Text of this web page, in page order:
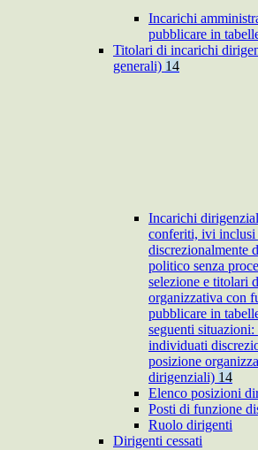
Incarichi
pubblicare in
Titolari di incarichi
generali) 14
Incarichi
conferiti, ivi
discrezionalmente
politico senza
selezione e titolari
organizzativa con
pubblicare in
seguenti
individuati
posizione
dirigenziali) 14
Elenco posizioni
Posti di funzione
Ruolo dirigenti
Dirigenti cessati